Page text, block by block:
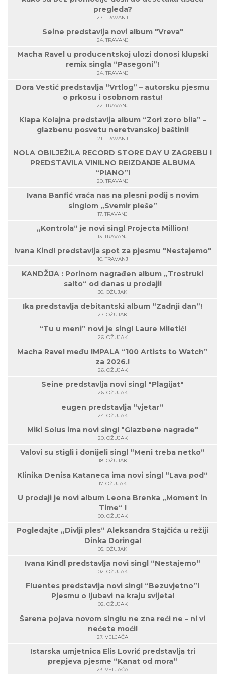
pregleda?
27. TRAVANJ
Seine predstavlja novi album "Vreva"
24. TRAVANJ
Macha Ravel u producentskoj ulozi donosi klupski
remix singla “Pasegoni”!
24. TRAVANJ
Dora Vestić predstavlja “Vrtlog” – autorsku pjesmu
o prkosu i osobnom rastu!
22. TRAVANJ
Klapa Kolajna predstavlja album “Zori zoro bila” –
glazbenu posvetu neretvanskoj baštini!
21. TRAVANJ
NOLA OBILJEŽILA RECORD STORE DAY U ZAGREBU I
PREDSTAVILA VINILNO REIZDANJE ALBUMA
“PIANO”!
20. TRAVANJ
Ivana Banfić vraća nas na plesni podij s novim
singlom „Svemir pleše”
17. TRAVANJ
„Kontrola“ je novi singl Projecta Million!
13. TRAVANJ
Ivana Kindl predstavlja spot za pjesmu "Nestajemo"
10. TRAVANJ
KANDŽIJA : Porinom nagrađen album „Trostruki
salto“ od danas u prodaji!
30. OŽUJAK
Ika predstavlja debitantski album “Zadnji dan”!
27. OŽUJAK
“Tu u meni” novi je singl Laure Miletić!
26. OŽUJAK
Macha Ravel među IMPALA “100 Artists to Watch”
za 2026.!
26. OŽUJAK
Seine predstavlja novi singl "Plagijat"
26. OŽUJAK
eugen predstavlja “vjetar”
24. OŽUJAK
Miki Solus ima novi singl "Glazbene nagrade"
20. OŽUJAK
Valovi su stigli i donijeli singl “Meni treba netko”
18. OŽUJAK
Klinika Denisa Kataneca ima novi singl “Lava pod“
17. OŽUJAK
U prodaji je novi album Leona Brenka „Moment in
Time“ !
09. OŽUJAK
Pogledajte „Divlji ples“ Aleksandra Stajčića u režiji
Dinka Doringa!
05. OŽUJAK
Ivana Kindl predstavlja novi singl “Nestajemo“
02. OŽUJAK
Fluentes predstavlja novi singl “Bezuvjetno”!
Pjesmu o ljubavi na kraju svijeta!
02. OŽUJAK
Šarena pojava novom singlu ne zna reći ne – ni vi
nećete moći!
27. VELJAČA
Istarska umjetnica Elis Lovrić predstavlja tri
prepjeva pjesme “Kanat od mora“
23. VELJAČA